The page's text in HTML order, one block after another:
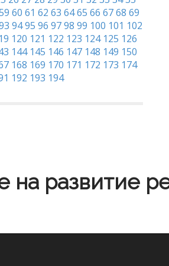
60 61 62 63 6465 66 6768 69
9495 96 9798 99 100 101 102
120 121 122 123 124 125 126
144 145 146 147 148 149 150
168 169 170 171 172 173 174
192 193 194
на развитие